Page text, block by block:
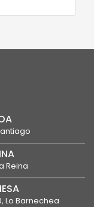
Frente a
Reina
Lo Barnechea